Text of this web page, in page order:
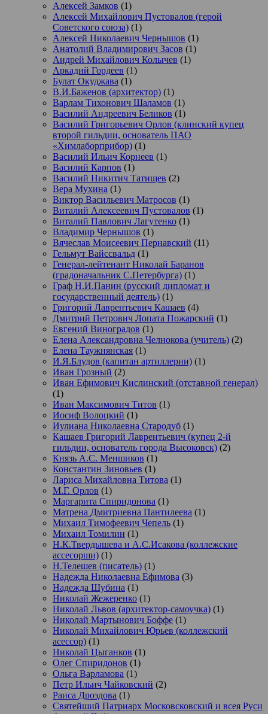
Алексей Замков (1)
Алексей Михайлович Пустовалов (герой
Советского союза) (1)
Алексей Николаевич Чернышов (1)
Анатолий Владимирович Засов (1)
Андрей Михайлович Колычев (1)
Аркадий Гордеев (1)
Булат Окуджава (1)
В.И.Баженов (архитектор) (1)
Варлам Тихонович Шаламов (1)
Василий Андреевич Беликов (1)
Василий Григорьевич Орлов (клинский купец
второй гильдии, основатель ПАО
«Химлаборприбор) (1)
Василий Ильич Корнеев (1)
Василий Карпов (1)
Василий Никитич Татищев (2)
Вера Мухина (1)
Виктор Васильевич Матросов (1)
Виталий Алексеевич Пустовалов (1)
Виталий Павлович Лагутенко (1)
Владимир Чернышов (1)
Вячеслав Моисеевич Пернавский (11)
Гельмут Вайссвальд (1)
Генерал-лейтенант Николай Баранов
(градоначальник С.Петербурга) (1)
Граф Н.И.Панин (русский дипломат и
государственный деятель) (1)
Григорий Лаврентьевич Кашаев (4)
Дмитрий Петрович Лопата Пожарский (1)
Евгений Виноградов (1)
Елена Александровна Челнокова (учитель) (2)
Елена Таужнянская (1)
И.Я.Блудов (капитан артиллерии) (1)
Иван Грозный (2)
Иван Ефимович Кислинский (отставной генерал)
(1)
Иван Максимович Титов (1)
Иосиф Волоцкий (1)
Иулиана Николаевна Стародуб (1)
Кашаев Григорий Лаврентьевич (купец 2-й
гильдии, основатель города Высоковск) (2)
Князь А.С. Меншиков (1)
Константин Зиновьев (1)
Лариса Михайловна Титова (1)
М.Г. Орлов (1)
Маргарита Спиридонова (1)
Матрена Дмитриевна Пантилеева (1)
Михаил Тимофеевич Чепель (1)
Михаил Томилин (1)
Н.К.Твердышева и А.С.Исакова (коллежские
ассесорши) (1)
Н.Телешев (писатель) (1)
Надежда Николаевна Ефимова (3)
Надежда Шубина (1)
Николай Жежеренко (1)
Николай Львов (архитектор-самоучка) (1)
Николай Мартынович Боффе (1)
Николай Михайлович Юрьев (коллежский
асессор) (1)
Николай Цыганков (1)
Олег Спиридонов (1)
Ольга Варламова (1)
Петр Ильич Чайковский (2)
Раиса Дроздова (1)
Святейший Патриарх Московсковский и всея Руси